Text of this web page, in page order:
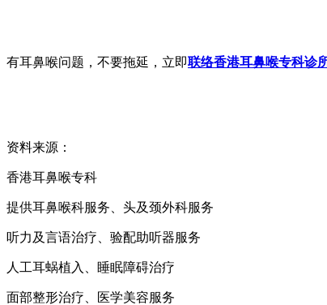
有耳鼻喉问题，不要拖延，立即联络香港耳鼻喉专科诊
资料来源：
香港耳鼻喉专科
提供耳鼻喉科服务、头及颈外科服务
听力及言语治疗、验配助听器服务
人工耳蜗植入、睡眠障碍治疗
面部整形治疗、医学美容服务